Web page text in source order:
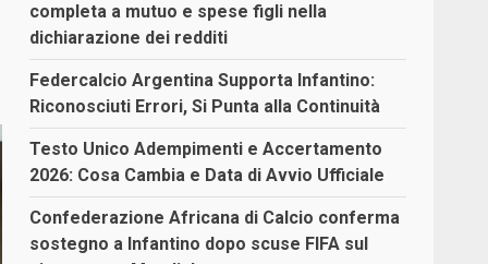
completa a mutuo e spese figli nella
dichiarazione dei redditi
Federcalcio Argentina Supporta Infantino:
Riconosciuti Errori, Si Punta alla Continuità
Testo Unico Adempimenti e Accertamento
2026: Cosa Cambia e Data di Avvio Ufficiale
Confederazione Africana di Calcio conferma
sostegno a Infantino dopo scuse FIFA sul